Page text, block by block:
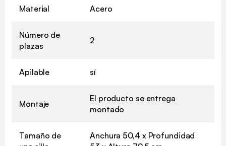
Material Acero
Número de
plazas
2
Apilable sí
Montaje
El producto se entrega
montado
Tamaño de
Anchura 50,4 x Profundidad